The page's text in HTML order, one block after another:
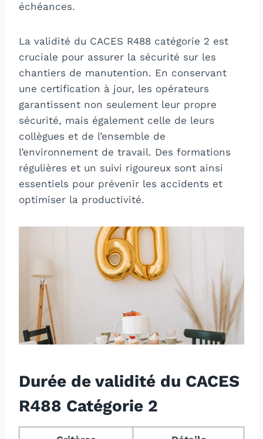
échéances.
La validité du CACES R488 catégorie 2 est
cruciale pour assurer la sécurité sur les
chantiers de manutention. En conservant
une certification à jour, les opérateurs
garantissent non seulement leur propre
sécurité, mais également celle de leurs
collègues et de l’ensemble de
l’environnement de travail. Des formations
régulières et un suivi rigoureux sont ainsi
essentiels pour prévenir les accidents et
optimiser la productivité.
Durée de validité du CACES
R488 Catégorie 2